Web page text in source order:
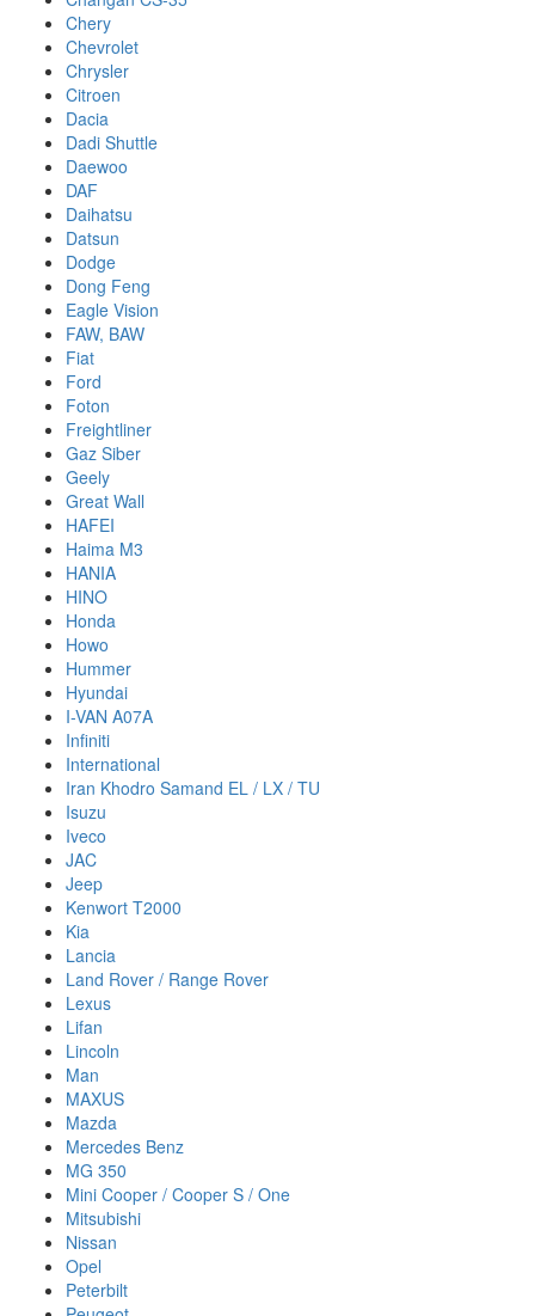
Chery
Chevrolet
Chrysler
Citroen
Dacia
Dadi Shuttle
Daewoo
DAF
Daihatsu
Datsun
Dodge
Dong Feng
Eagle Vision
FAW, BAW
Fiat
Ford
Foton
Freightliner
Gaz Siber
Geely
Great Wall
HAFEI
Haima M3
HANIA
HINO
Honda
Howo
Hummer
Hyundai
I-VAN A07A
Infiniti
International
Iran Khodro Samand EL / LX / TU
Isuzu
Iveco
JAC
Jeep
Kenwort T2000
Kia
Lancia
Land Rover / Range Rover
Lexus
Lifan
Lincoln
Man
MAXUS
Mazda
Mercedes Benz
MG 350
Mini Cooper / Cooper S / One
Mitsubishi
Nissan
Opel
Peterbilt